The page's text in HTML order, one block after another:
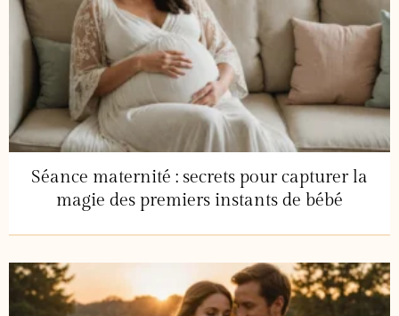
Séance maternité : secrets pour capturer la
magie des premiers instants de bébé